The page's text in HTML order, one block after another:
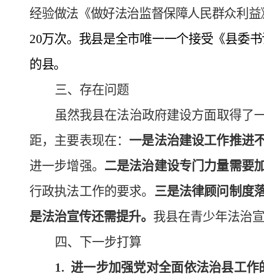
经验做法《做好法治监督保障人民群众利
20万次。 我县是全市唯一一个接受《县委
的县。
三、存在问题
虽然我县在法治政府建设方面取得了
距，主要表现在： 一是法治建设工作推进
进一步增强。 二是法治建设专门力量需要
行政执法工作的要求。 三是法律顾问制度
是法治宣传还需提升。 我县在青少年法治
四、下一步打算
1. 进一步加强党对全面依法治县工作